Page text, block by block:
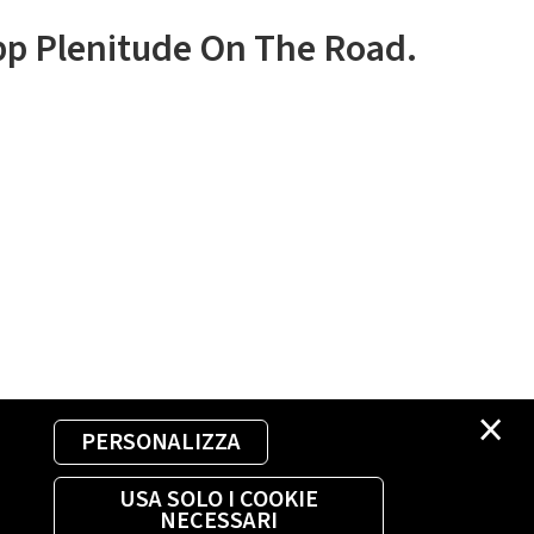
×
PERSONALIZZA
USA SOLO I COOKIE
NECESSARI
Plenitude On The Road.